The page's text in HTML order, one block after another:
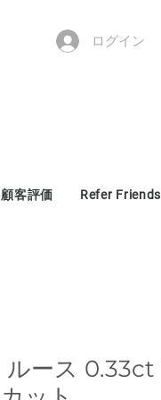
ログイン
顧客評価 Refer Friends
ルース 0.33ct